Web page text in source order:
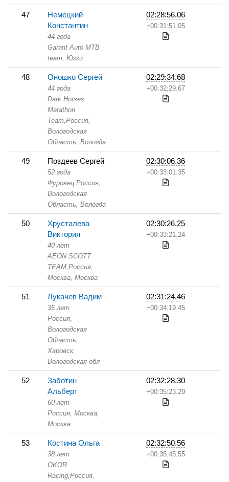
47
Немецкий
Константин
44 года
Garant Auto MTB
team, Юкки
02:28:56.06
+00:31:51.05
48 Оношко Сергей
44 года
Dark Horses
Marathon
Team,Россия,
Вологодская
Область, Вологда
02:29:34.68
+00:32:29.67
49 Поздеев Сергей
52 года
Фуровец,Россия,
Вологодская
Область, Вологда
02:30:06.36
+00:33:01.35
50
Хрусталева
Виктория
40 лет
AEON SCOTT
TEAM,Россия,
Москва, Москва
02:30:26.25
+00:33:21.24
51 Лукачев Вадим
35 лет
Россия,
Вологодская
Область,
Харовск,
Вологодская обл
02:31:24.46
+00:34:19.45
52
Заботин
Альберт
60 лет
Россия, Москва,
Москва
02:32:28.30
+00:35:23.29
53 Костина Ольга
38 лет
OKOR
Racing,Россия,
02:32:50.56
+00:35:45.55